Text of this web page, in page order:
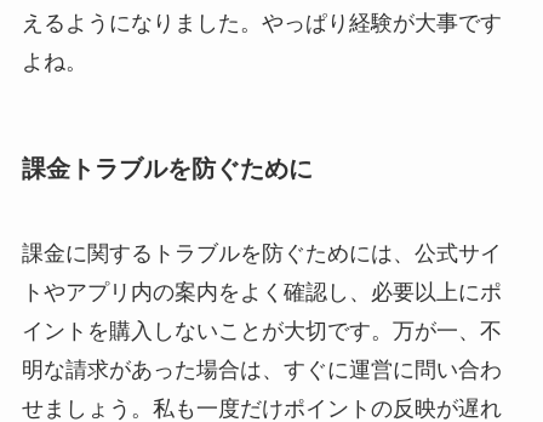
えるようになりました。やっぱり経験が大事です
よね。
課金トラブルを防ぐために
課金に関するトラブルを防ぐためには、公式サイ
トやアプリ内の案内をよく確認し、必要以上にポ
イントを購入しないことが大切です。万が一、不
明な請求があった場合は、すぐに運営に問い合わ
せましょう。私も一度だけポイントの反映が遅れ